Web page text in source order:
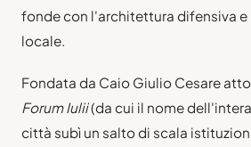
fonde con l'architettura difensiva e
locale.
Fondata da Caio Giulio Cesare
Forum Iulii(da cui il nome
città subì un salto di scala